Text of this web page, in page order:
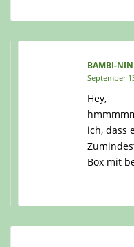
BAMBI-
September
Hey,
ich, dass
Box mit